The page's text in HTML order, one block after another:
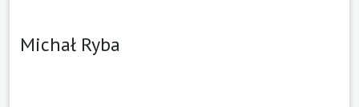
Michał Ryba